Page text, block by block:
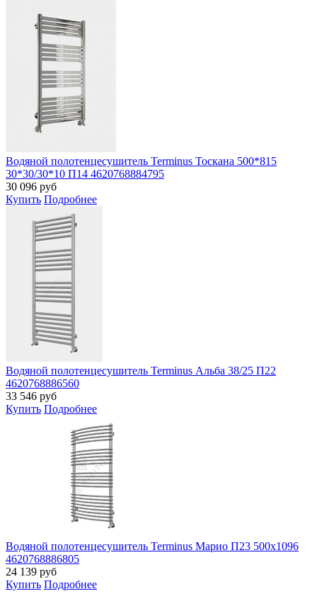
Водяной полотенцесушитель Terminus Тоскана 500*815
30*30/30*10 П14 4620768884795
30 096 руб
Купить Подробнее
Водяной полотенцесушитель Terminus Альба 38/25 П22
4620768886560
33 546 руб
Купить Подробнее
Водяной полотенцесушитель Terminus Марио П23 500х1096
4620768886805
24 139 руб
Купить Подробнее